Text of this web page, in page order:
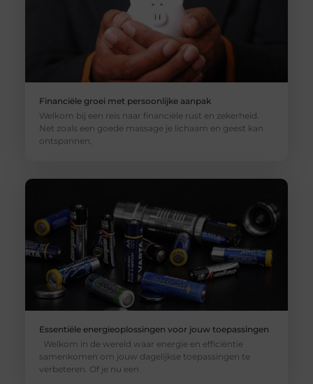
Financiële groei met persoonlijke aanpak
Welkom bij een reis naar financiële rust en zekerheid.
Net zoals een goede massage je lichaam en geest kan
ontspannen,
Essentiële energieoplossingen voor jouw toepassingen
Welkom in de wereld waar energie en efficiëntie
samenkomen om jouw dagelijkse toepassingen te
verbeteren. Of je nu een